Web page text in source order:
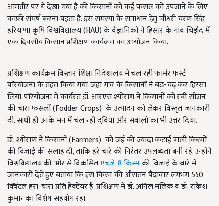
आमतौर पर ये देखा गया है की किसानों को कई फसल को उपजाने के लिए
काफ़ी संघर्ष करना पड़ता है. इस समस्या के समाधान हेतु चौधरी चरण सिंह
हरियाणा कृषि विश्वविद्यालय (HAU) के वैज्ञानिकों ने हिसार के गांव चिड़ौद में
एक दिवसीय किसान प्रशिक्षण कार्यक्रम का आयोजन किया.
प्रशिक्षण कार्यक्रम विस्तार शिक्षा निदेशालय में चल रही फार्मर फर्स्ट
परियोजना के तहत किया गया. जहां गांव के किसानों ने बढ़-चढ़ कर हिस्सा
लिया. परियोजना में कार्यरत डॉ. आरएस श्योराण ने किसानों को रबी सीजन
की चारा फसलों (Fodder Crops) के उत्पादन को लेकर विस्तृत जानकारी
दी. साथी ही उनके मन में चल रही दुविधा और सवालो का भी उत्तर दिया.
डॉ. श्योराण ने किसानों (Farmers) को जई की ज्यादा कटाई वाली किस्मों
की बिजाई की सलाह दी, ताकि हरे चारे की निरंतर उपलब्धता बनी रहे. उन्होंने
विश्वविद्यालय की ओर से विकसितएचजे-8 किस्मकी बिजाई के बारे में
जानकारी देते हुए बताया कि इस किस्म की औसतन पैदावार लगभग 550
क्विंटल हरा-चारा प्रति हेक्टेयर है. प्रशिक्षण में डॉ. अनिल मलिक व डॉ. राकेश
कुमार का विशेष सहयोग रहा.